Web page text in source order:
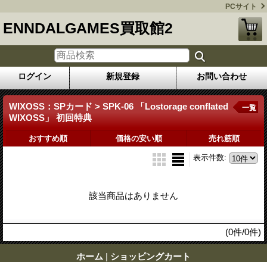
PCサイト
ENNDALGAMES買取館2
ログイン 新規登録 お問い合わせ
WIXOSS：SPカード > SPK-06 「Lostorage conflated
WIXOSS」 初回特典
一覧
おすすめ順 価格の安い順 売れ筋順
表示件数:
該当商品はありません
(0件/0件)
ホーム | ショッピングカート